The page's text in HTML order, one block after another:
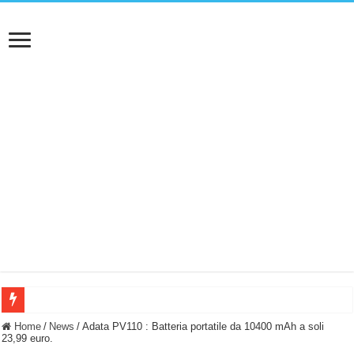
BASTA FATICARE! Questo robot tagliaerba lo appoggi e fa tutto lui! (Senza
Home / News / Adata PV110 : Batteria portatile da 10400 mAh a soli
23,99 euro.